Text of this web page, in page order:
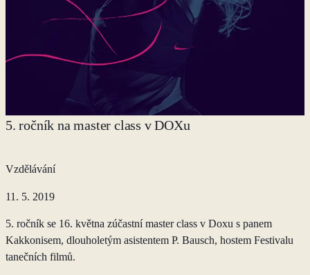
5. ročník na master class v DOXu
Vzdělávání
11. 5. 2019
5. ročník se 16. května zúčastní master class v Doxu s panem
Kakkonisem, dlouholetým asistentem P. Bausch, hostem Festivalu
tanečních filmů.